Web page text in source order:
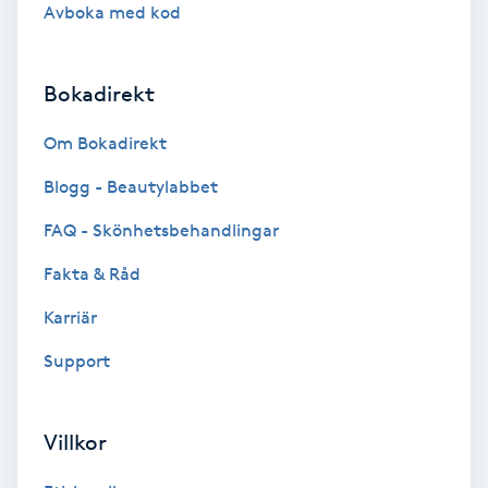
Hatha Yoga
Headspa
Healing
HIFU
Avboka med kod
Bokadirekt
Om Bokadirekt
Blogg - Beautylabbet
FAQ - Skönhetsbehandlingar
Fakta & Råd
Karriär
Support
Villkor